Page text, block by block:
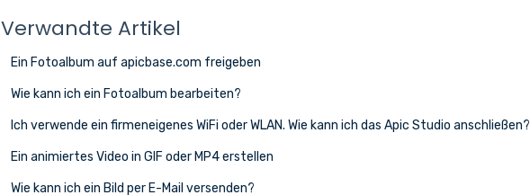
Verwandte Artikel
Ein Fotoalbum auf apicbase.com freigeben
Wie kann ich ein Fotoalbum bearbeiten?
Ich verwende ein firmeneigenes WiFi oder WLAN. Wie kann ich das Apic Studio anschließen?
Ein animiertes Video in GIF oder MP4 erstellen
Wie kann ich ein Bild per E-Mail versenden?